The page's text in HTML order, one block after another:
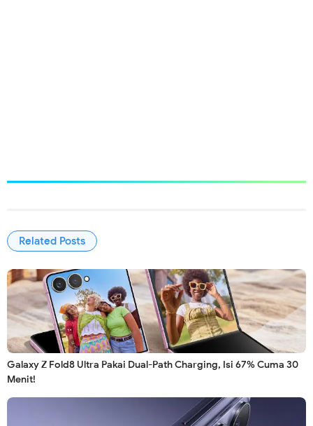
Related Posts
Galaxy Z Fold8 Ultra Pakai Dual-Path Charging, Isi 67% Cuma 30
Menit!